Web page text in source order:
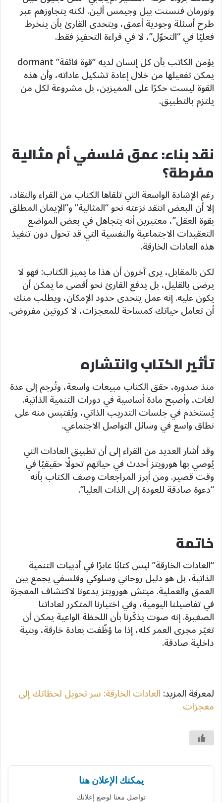
ونورمان فنسنت بيل وجيمس ألين. لكنه يتجاوزهم عبر
طرح أسئلة وجودية أعمق، ويتحدى القارئ بأن ينخرط
فعليًا في “التحوّل”، لا في قراءة التحفيز فقط.
يؤمن الكاتب بأن كل إنسان لديه “قوة فائقة” dormant
يمكن تفعيلها من خلال إعادة تشكيل عاداته، وأن هذه
القوة ليست حكرًا على المميزين، بل مشروعة لكل من
يلتزم بالتطبيق.
نقد بناء: عمق فلسفي أم مثالية
مفرطة؟
رغم الإشادة الواسعة التي تلقاها الكتاب من القراء والنقاد،
إلا أن البعض انتقد نزعته نحو “المثالية” و”الإيمان المطلق
بقوة العقل”، معتبرين أنه يتجاهل في بعض المواضع
التعقيدات الاجتماعية والنفسية التي قد تحول دون تنفيذ
هذه العادات الخارقة.
لكن بالمقابل، يرى آخرون أن هذا ما يميز الكتاب: فهو لا
يرضى بالقليل، بل يدفع القارئ نحو أقصى ما يمكن أن
يكون عليه. إنه عمل يتحدى حدود الإمكان، ويطلب منك
أن تعامل حياتك كمساحة للمعجزات، لا كروتين مفروض.
تأثير الكتاب وانتشاره
منذ صدوره، حقق الكتاب مبيعات واسعة، وتُرجم إلى عدة
لغات، وأصبح مادة أساسية في دورات التنمية الذاتية.
يُستخدم في جلسات التدريب الذاتي، ويُقتبس منه على
نطاق واسع في وسائل التواصل الاجتماعي.
وقد أشار العديد من القراء إلى أن تطبيق العادات التي
يُوصي بها هورويتز أحدث في حياتهم تحولًا حقيقيًا في
وقت قصير. ومن أبرز المراجعات وصف الكتاب بأنه
“دعوة صادقة للعودة إلى الذات العليا”.
خاتمة
“العادات الخارقة” ليس كتابًا عابرًا في أدبيات التنمية
الذاتية، بل هو دليل روحاني وسلوكي وفلسفي يجمع بين
العمق والعملية. ميتش هورويتز يدعونا لاكتشاف المعجزة
في تفاصيلنا اليومية، وفي اختيارنا المتكرر لعاداتنا
الصغيرة. إنه صوت يذكّرنا بأن اللحظة الواعية يمكن أن
تغيّر مجرى العمر كله، إذا ما وُظّفت بعادة خارقة، وبنية
داخلية صادقة.
لمعرفة المزيد:العادات الخارقة: سر تحويل لحظاتك إلى
معجزات
يمكنك الإعلان هنا
تواصل معنا لوضع إعلانك